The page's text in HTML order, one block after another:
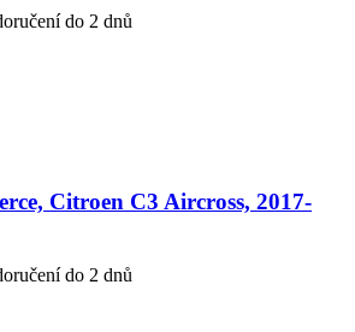
do 2 dnů
Citroen C3 Aircross, 2017-
do 2 dnů